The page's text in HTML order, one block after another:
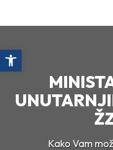
Kako Vam
Open toolbar